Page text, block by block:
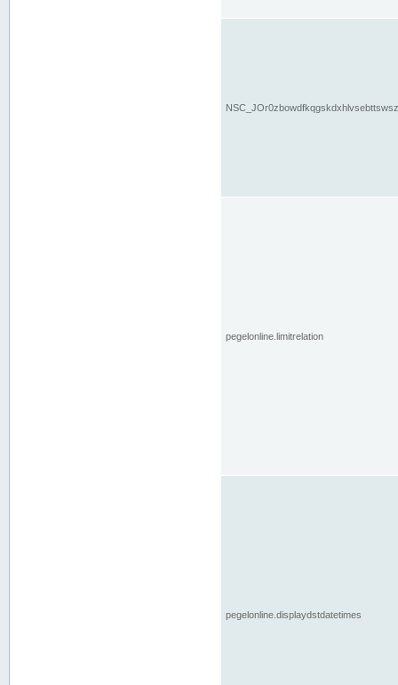
pegelonline.limitrelation
pegelonline.displaydstdatetimes